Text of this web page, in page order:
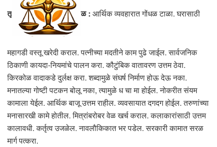
तू ळ : आर्थिक व्यवहारात गोंधळ टाळा. घरासाठी
महागडी वस्तू खरेदी कराल. पत्नीच्या मदतीने काम पुढे जाईल. सार्वजनिक
ठिकाणी कायदा-नियमांचे पालन करा. कौटुंबिक वातावरण उत्तम ठेवा.
किरकोळ वादाकडे दुर्लक्ष करा. शब्दामुळे संघर्ष निर्माण होऊ देऊ नका.
मनातल्या गोष्टी पटकन बोलू नका, त्यामुळे ध चा मा होईल. नोकरीत संयम
कामाला येईल. आर्थिक बाजू उत्तम राहील. व्यवसायात दगदग होईल. तरुणांच्या
मनासारखी कामे होतील. मित्रांबरोबर वेळ खर्च कराल. कलाकारांसाठी उत्तम
कालावधी. कर्तृत्व उजळेल. नावलौकिकात भर पडेल. सरकारी कामात सरळ
मार्ग पत्करा.